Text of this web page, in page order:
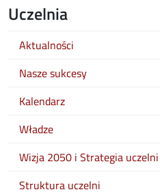
Uczelnia
Aktualności
Nasze sukcesy
Kalendarz
Władze
Wizja 2050 i Strategia uczelni
Struktura uczelni